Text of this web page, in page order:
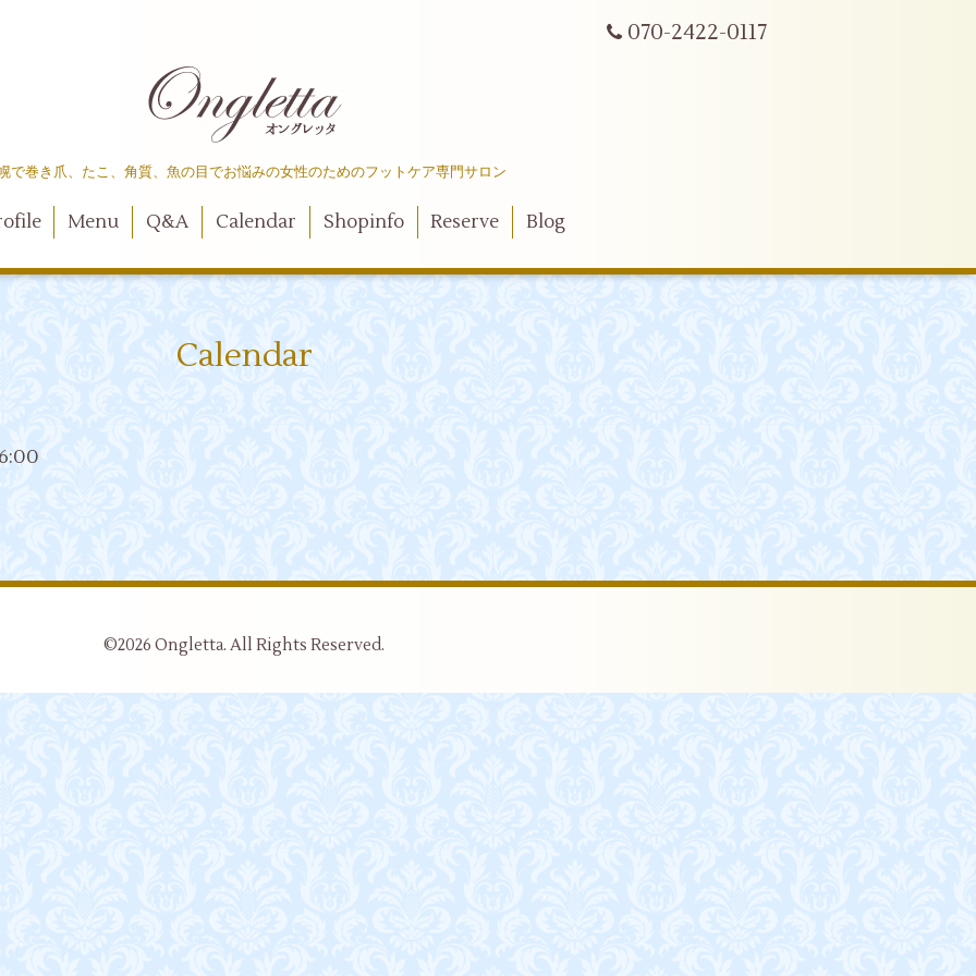
070-2422-0117
で巻き爪、たこ、角質、魚の目でお悩みの女性のためのフットケア専門サロン
Menu Q&A Calendar Shopinfo Reserve Blog
Calendar
©2026 Ongletta. All Rights Reserved.